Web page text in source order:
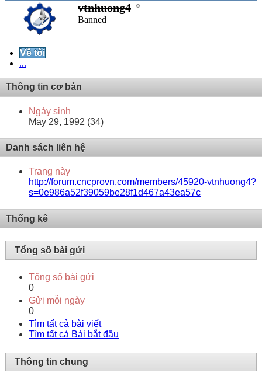
vtnhuong4
Banned
Về tôi
...
Thông tin cơ bản
Ngày sinh
May 29, 1992 (34)
Danh sách liên hệ
Trang này
http://forum.cncprovn.com/members/45920-vtnhuong4?
s=0e986a52f39059be28f1d467a43ea57c
Thống kê
Tổng số bài gửi
Tổng số bài gửi
0
Gửi mỗi ngày
0
Tìm tất cả bài viết
Tìm tất cả Bài bắt đầu
Thông tin chung